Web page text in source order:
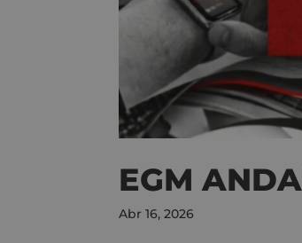
EGM
Abr 16, 2026